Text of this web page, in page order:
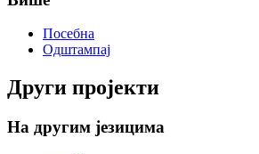
Посебна
Одштампај
Други пројекти
На другим језицима